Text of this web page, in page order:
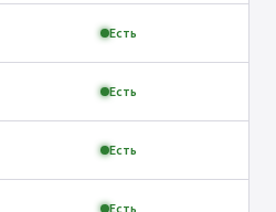
Есть
Есть
Есть